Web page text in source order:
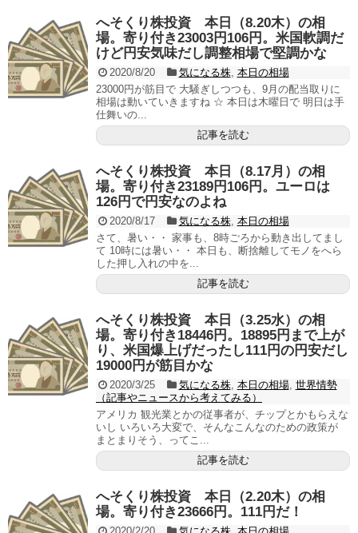
へそくり株投資 本日（8.20木）の相
場。寄り付き23003円106円。米国軟調だ
けど円安気味だし調整相場で堅調かな
2020/8/20 気になる株, 本日の相場
23000円が筋目で 大騒ぎしつつも、9月の配当取りに
相場は動いていきますね ☆ 本日は木曜日で 明日は手
仕舞いの...
記事を読む
へそくり株投資 本日（8.17月）の相
場。寄り付き23189円106円。ユーロは
126円で円安なのよね
2020/8/17 気になる株, 本日の相場
さて、暑い・・ 家事も、8時ごろから動き出してまし
て 10時には暑い・・ 本日も、断捨離してモノをへら
した押し入れの中を...
記事を読む
へそくり株投資 本日（3.25水）の相
場。寄り付き18446円。18895円まで上が
り、米国爆上げだったし111円の円安だし
19000円が筋目かな
2020/3/25 気になる株, 本日の相場, 世界情勢
（記事やニュースから考えてみる）
アメリカ 観光業とかの従事者が、チップとかもらえな
いし いろいろ大変で、そんなこんなのための政策が
まとまりそう、ってこ...
記事を読む
へそくり株投資 本日（2.20木）の相
場。寄り付き23666円。111円だ！